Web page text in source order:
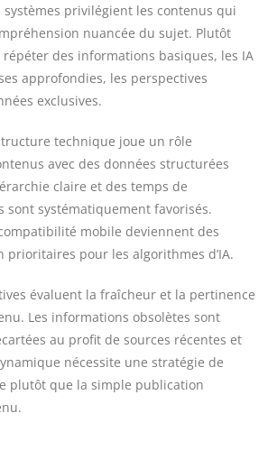
systèmes privilégient les contenus qui
nuancée du sujet. Plutôt
des informations basiques, les IA
approfondies, les perspectives
exclusives.
technique joue un rôle
avec des données structurées
claire et des temps de
sont systématiquement favorisés.
mobile deviennent des
prioritaires pour les algorithmes d’IA.
évaluent la fraîcheur et la pertinence
Les informations obsolètes sont
au profit de sources récentes et
nécessite une stratégie de
plutôt que la simple publication